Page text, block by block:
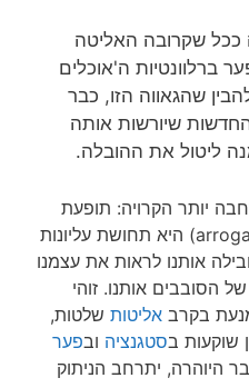
ככל שקרובה האליטה
ברלוונטיות ה'אוכלים
שהגאווה הזו, כבר
שיורשות אותה
ליטול את ההובלה.
יותר הקרויה: תופעת
. יוהרה (arrogance) היא תחושת עליונות
אותנו לראות את עצמנו
הסובבים אותנו. זוהי
בקרב אליטות שלטות,
שוקעות בסטגנציה ובפער
היוהרה, יתרחב הניתוק